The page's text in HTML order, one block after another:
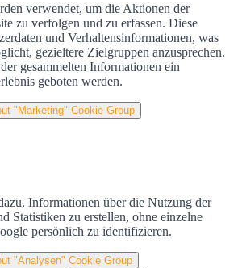
verwendet, um die Aktionen der
zu verfolgen und zu erfassen. Diese
und Verhaltensinformationen, was
gezieltere Zielgruppen anzusprechen.
gesammelten Informationen ein
geboten werden.
"Marketing" Cookie Group
Informationen über die Nutzung der
Statistiken zu erstellen, ohne einzelne
persönlich zu identifizieren.
"Analysen" Cookie Group